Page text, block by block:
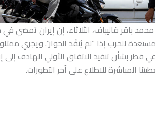
باقر قاليباف، الثلاثاء، إن إيران تمضي
مستعدة للحرب إذا “لم يُنفّذ الحوار”. ويجري
بشأن تنفيذ الاتفاق الأولي الهادف إلى
المباشرة للاطلاع على آخر التطورات.